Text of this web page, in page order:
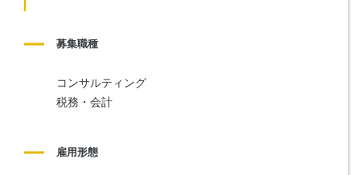
募集職種
コンサルティング
税務・会計
雇用形態